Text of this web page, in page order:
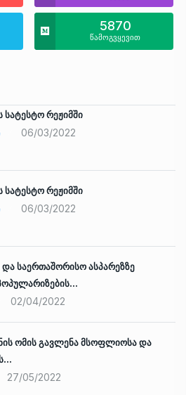
5870
წამოგვყევით
სატესტო რეჟიმში
06/03/2022
სატესტო რეჟიმში
06/03/2022
საერთაშორისო ასპარეზზე
02/04/2022
ომის გავლენა მსოფლიოსა და
27/05/2022